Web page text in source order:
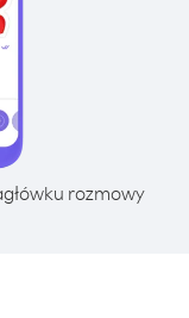
rozmowy